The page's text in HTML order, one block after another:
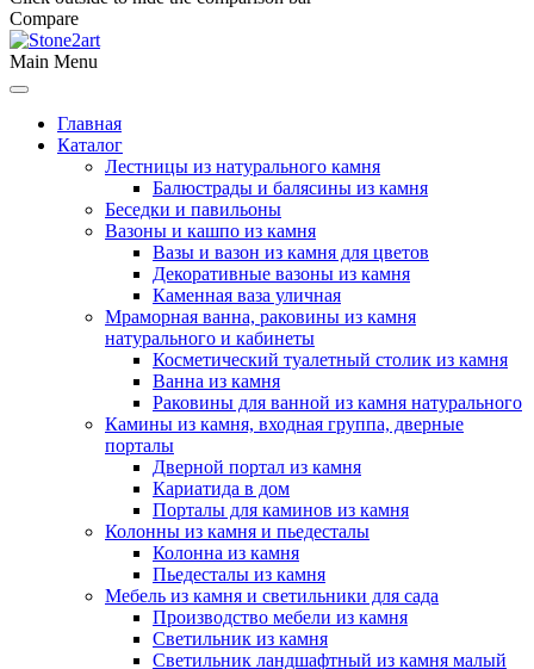
Compare
Main Menu
Главная
Каталог
Лестницы из натурального камня
Балюстрады и балясины из камня
Беседки и павильоны
Вазоны и кашпо из камня
Вазы и вазон из камня для цветов
Декоративные вазоны из камня
Каменная ваза уличная
Мраморная ванна, раковины из камня
натурального и кабинеты
Косметический туалетный столик из камня
Ванна из камня
Раковины для ванной из камня натурального
Камины из камня, входная группа, дверные
порталы
Дверной портал из камня
Кариатида в дом
Порталы для каминов из камня
Колонны из камня и пьедесталы
Колонна из камня
Пьедесталы из камня
Мебель из камня и светильники для сада
Производство мебели из камня
Светильник из камня
Светильник ландшафтный из камня малый